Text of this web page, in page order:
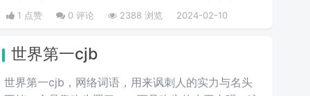
知道，在生活的下一个转角处，这个人会有什么样出
的，也不要因为一时的失意而觉得自己是弱的。
1 点赞 0 评论 2388 浏览 2024-02-10
世界第一cjb
世界第一cjb，网络词语，用来讽刺人的实力与名头